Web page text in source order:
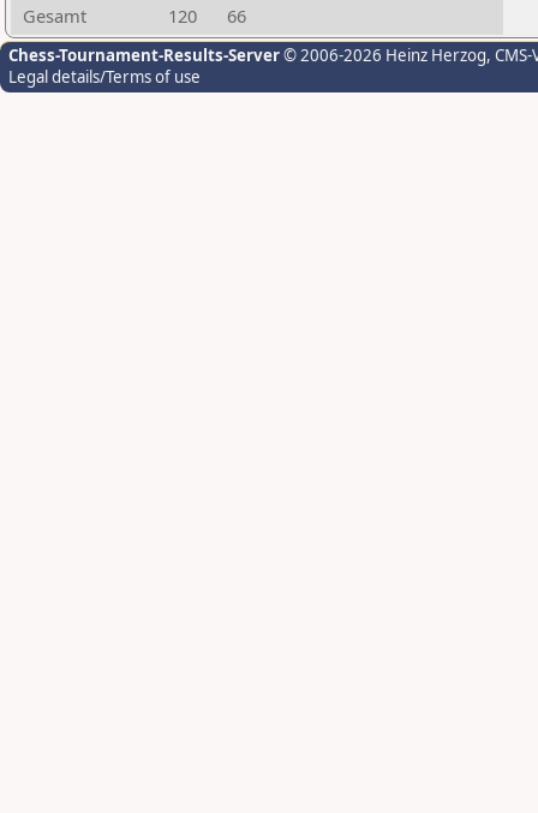
Gesamt
120 66
Chess-Tournament-Results-Server© 2006-2026 Heinz Herzog,
Legal details/Terms of use